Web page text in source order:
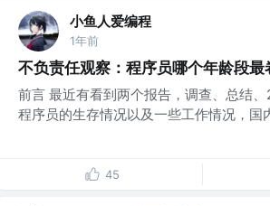
小鱼人爱编程
1年前
不负责任观察：程序员哪个年龄段最
前言 最近有看到两个报告，调查、总结
程序员的生存情况以及一些工作情况，国
45